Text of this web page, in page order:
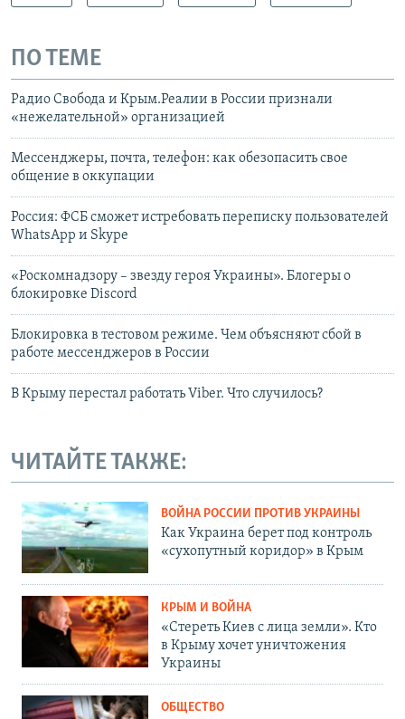
ПО ТЕМЕ
Радио Свобода и Крым.Реалии в России признали
«нежелательной» организацией
Мессенджеры, почта, телефон: как обезопасить свое
общение в оккупации
Россия: ФСБ сможет истребовать переписку пользователей
WhatsApp и Skype
«Роскомнадзору – звезду героя Украины». Блогеры о
блокировке Discord
Блокировка в тестовом режиме. Чем объясняют сбой в
работе мессенджеров в России
В Крыму перестал работать Viber. Что случилось?
ЧИТАЙТЕ ТАКЖЕ:
ВОЙНА РОССИИ ПРОТИВ УКРАИНЫ
Как Украина берет под контроль
«сухопутный коридор» в Крым
КРЫМ И ВОЙНА
«Стереть Киев с лица земли». Кто
в Крыму хочет уничтожения
Украины
ОБЩЕСТВО